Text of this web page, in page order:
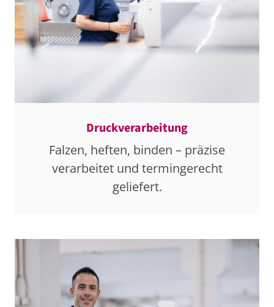
Druckverarbeitung
Falzen, heften, binden – präzise
verarbeitet und termingerecht
geliefert.